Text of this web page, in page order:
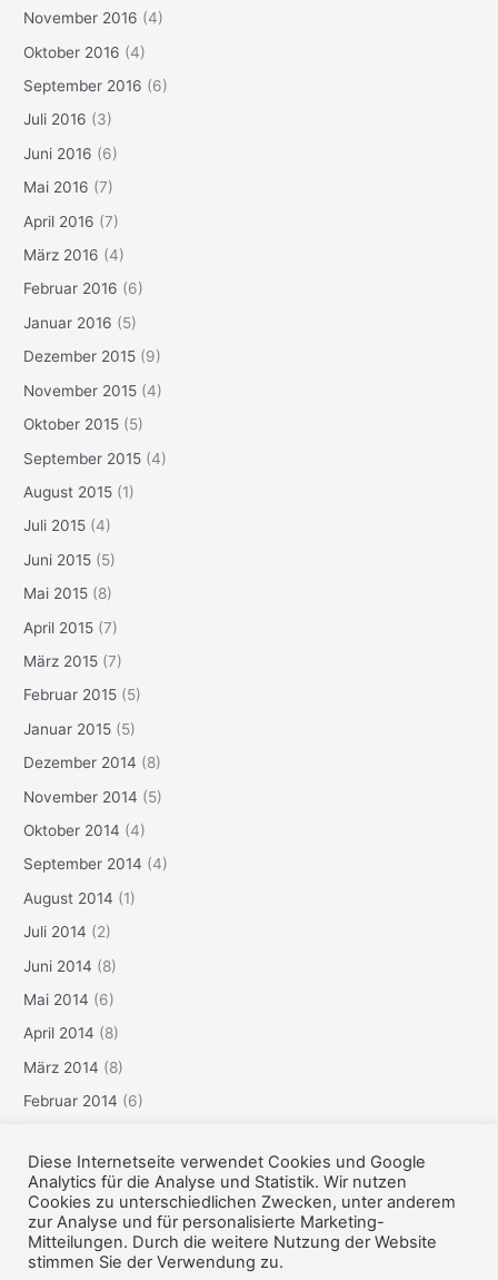
November 2016 (4)
Oktober 2016 (4)
September 2016 (6)
Juli 2016 (3)
Juni 2016 (6)
Mai 2016 (7)
April 2016 (7)
März 2016 (4)
Februar 2016 (6)
Januar 2016 (5)
Dezember 2015 (9)
November 2015 (4)
Oktober 2015 (5)
September 2015 (4)
August 2015 (1)
Juli 2015 (4)
Juni 2015 (5)
Mai 2015 (8)
April 2015 (7)
März 2015 (7)
Februar 2015 (5)
Januar 2015 (5)
Dezember 2014 (8)
November 2014 (5)
Oktober 2014 (4)
September 2014 (4)
August 2014 (1)
Juli 2014 (2)
Juni 2014 (8)
Mai 2014 (6)
April 2014 (8)
März 2014 (8)
Februar 2014 (6)
Dezember 2013(6)
Copyright © 2026 pmkniederrhein | Präsentiert von
Diese Internetseite verwendet Cookies und Google
Analytics für die Analyse und Statistik. Wir nutzen
Cookies zu unterschiedlichen Zwecken, unter anderem
zur Analyse und für personalisierte Marketing-
Mitteilungen. Durch die weitere Nutzung der Website
stimmen Sie der Verwendung zu.